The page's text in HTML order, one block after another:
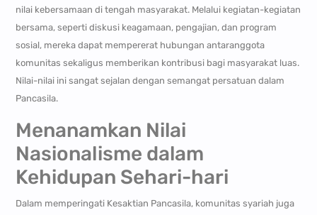
nilai kebersamaan di tengah masyarakat. Melalui kegiatan-kegiatan
bersama, seperti diskusi keagamaan, pengajian, dan program
sosial, mereka dapat mempererat hubungan antaranggota
komunitas sekaligus memberikan kontribusi bagi masyarakat luas.
Nilai-nilai ini sangat sejalan dengan semangat persatuan dalam
Pancasila.
Menanamkan Nilai
Nasionalisme dalam
Kehidupan Sehari-hari
Dalam memperingati Kesaktian Pancasila, komunitas syariah juga